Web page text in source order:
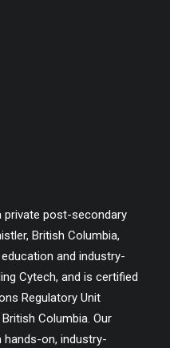
private post-secondary
British Columbia,
and industry-
Cytech, and is certified
Regulatory Unit
Columbia. Our
on, industry-